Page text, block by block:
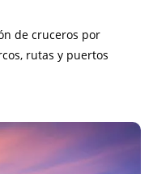
de cruceros por
rutas y puertos